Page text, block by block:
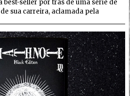
best-seller por trás de uma série de
sua carreira, aclamada pela